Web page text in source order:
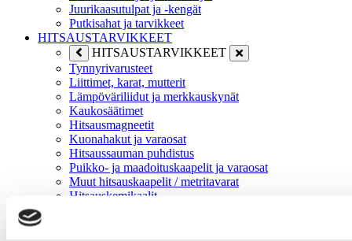
Juurikaasutulpat ja -kengät
Putkisahat ja tarvikkeet
HITSAUSTARVIKKEET
HITSAUSTARVIKKEET
Tynnyrivarusteet
Liittimet, karat, mutterit
Lämpöväriliidut ja merkkauskynät
Kaukosäätimet
Hitsausmagneetit
Kuonahakut ja varaosat
Hitsaussauman puhdistus
Puikko- ja maadoituskaapelit ja varaosat
Muut hitsauskaapelit / metritavarat
Hitsauskemikaalit